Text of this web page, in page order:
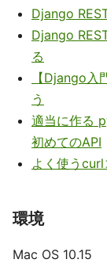
Django
Django
る
【Django
う
適当に作る
初めてのAPI
よく使う
環境
Mac OS 10.15